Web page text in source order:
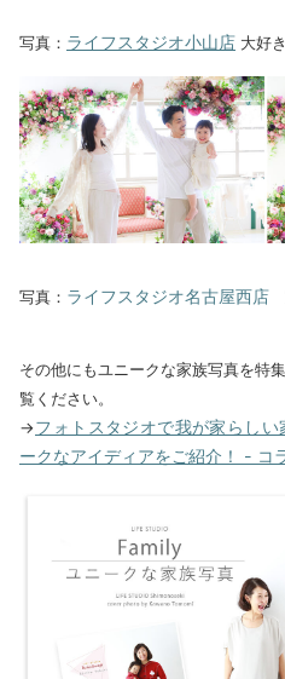
写真： ライフスタジオ小山店 大好
写真： ライフスタジオ名古屋西店
その他にもユニークな家族写真を特
覧ください。
→フォトスタジオで我が家らし
ークなアイディアをご紹介！ - コ